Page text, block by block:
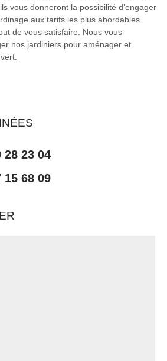
vous donneront la possibilité d’engager
aux tarifs les plus abordables.
de vous satisfaire. Nous vous
nos jardiniers pour aménager et
28 23 04
15 68 09